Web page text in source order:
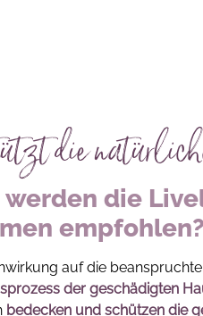
die
werden die
empfohlen?
auf die
der geschädigten
bedecken und schützen die